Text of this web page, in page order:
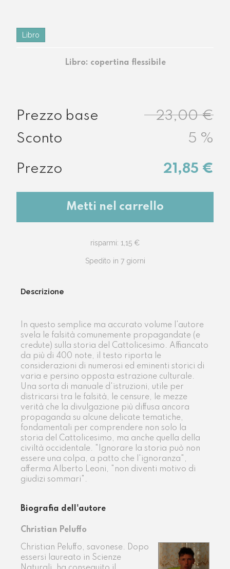
Libro
Libro: copertina flessibile
23,00 €
21,85 €
5 %
Metti nel carrello
risparmi: 1,15 €
Spedito in 7 giorni
Descrizione
In questo semplice ma accurato volume l'autore
svela le falsità comunemente propagandate (e
credute) sulla storia del Cattolicesimo. Affiancato
da più di 400 note, il testo riporta le
considerazioni di numerosi ed eminenti storici di
varia e persino opposta estrazione culturale.
Una sorta di manuale d'istruzioni, utile per
districarsi tra le falsità, le censure, le mezze
verità che la divulgazione più diffusa ancora
propaganda su alcune delicate tematiche,
fondamentali per comprendere non solo la
storia del Cattolicesimo, ma anche quella della
civiltà occidentale. "Ignorare la storia può non
essere una colpa, a patto che l'ignoranza",
afferma Alberto Leoni, "non diventi motivo di
giudizi sommari".
Biografia dell'autore
Christian Peluffo
Christian Peluffo, savonese. Dopo
essersi laureato in Scienze